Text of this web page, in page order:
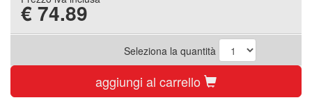
€ 74.89
Seleziona la quantità
aggiungi al carrello